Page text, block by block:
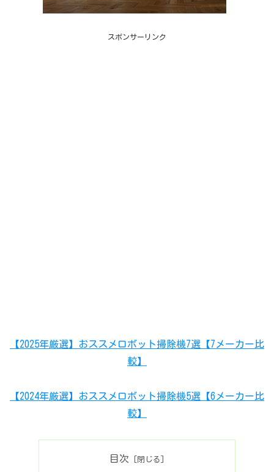
スポンサーリンク
【2025年厳選】おススメロボット掃除機7選【7メーカー比
較】
【2024年厳選】おススメロボット掃除機5選【6メーカー比
較】
目次